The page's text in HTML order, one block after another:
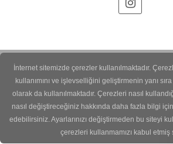
İnternet sitemizde çerezler kullanılmaktadır.
kullanımını ve işlevselliğini geliştirmenin yanı
olarak da kullanılmaktadır. Çerezleri nasıl
nasıl değiştireceğiniz hakkında daha fazla bilgi için
edebilirsiniz. Ayarlarınızı değiştirmeden bu siteyi
çerezleri kullanmamızı kabul etmiş
PARILTI GÜMRÜK© Copyright 2022. Tüm